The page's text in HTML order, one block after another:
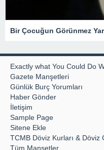
Bir Çocuğun Görünmez
Exactly what You Could Do
Gazete Manşetleri
Günlük Burç Yorumları
Haber Gönder
İletişim
Sample Page
Sitene Ekle
TCMB Döviz Kurları & Döviz
Tüm Manşetler